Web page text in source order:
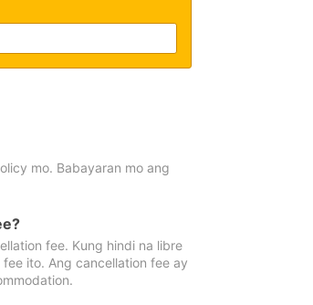
mo. Babayaran mo ang
fee. Kung hindi na libre
ito. Ang cancellation fee ay